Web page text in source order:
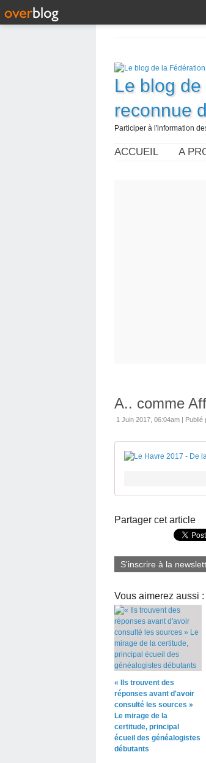
Le blog
reconnue
Participer à l'information
ACCUEIL A
A.. comme
1 Juin 2017, 06:04am | Publié
Partager cet article
S'inscrire à la
Vous aimerez aussi :
« Ils trouvent des
réponses avant d'avoir
consulté les sources »
Le mirage de la
certitude, principal
écueil des généalogistes
débutants